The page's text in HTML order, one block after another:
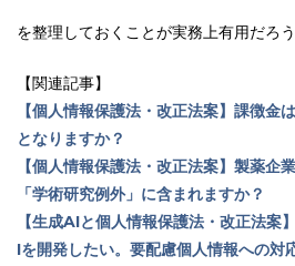
を整理しておくことが実務上有用だろう
【関連記事】
【個人情報保護法・改正法案】課徴金
となりますか？
【個人情報保護法・改正法案】製薬企
「学術研究例外」に含まれますか？
【生成AIと個人情報保護法・改正法案
Iを開発したい。要配慮個人情報への対